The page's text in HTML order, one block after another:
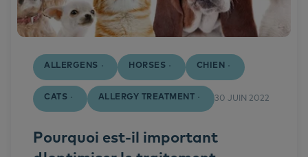
ALLERGENS HORSES CHIEN
CATS ALLERGY TREATMENT 30 JUIN 2022
Pourquoi est-il important